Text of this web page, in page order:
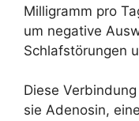
Milligramm pro
um negative
Schlafstörungen
Diese
sie Adenosin,